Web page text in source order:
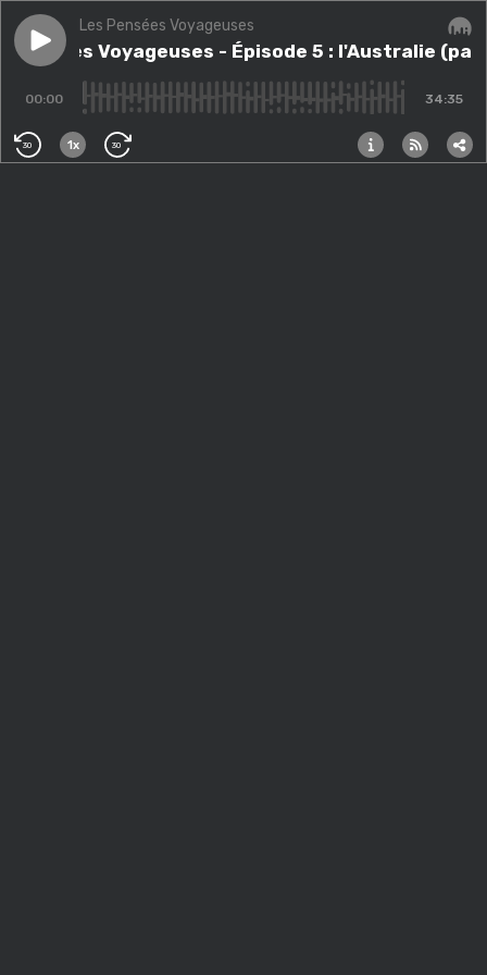
Play episodePensées Voyageuses - Épisode 5 : l'Australie (partie
Les Pensées Voyageuses
Pensées Voyageuses - Épisode 5 : l'Australie
00:00 34:35
30 1x 30